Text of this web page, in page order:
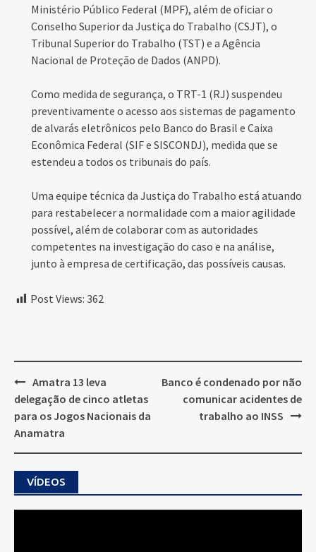
Ministério Público Federal (MPF), além de oficiar o
Conselho Superior da Justiça do Trabalho (CSJT), o
Tribunal Superior do Trabalho (TST) e a Agência
Nacional de Proteção de Dados (ANPD).
Como medida de segurança, o TRT-1 (RJ) suspendeu
preventivamente o acesso aos sistemas de pagamento
de alvarás eletrônicos pelo Banco do Brasil e Caixa
Econômica Federal (SIF e SISCONDJ), medida que se
estendeu a todos os tribunais do país.
Uma equipe técnica da Justiça do Trabalho está atuando
para restabelecer a normalidade com a maior agilidade
possível, além de colaborar com as autoridades
competentes na investigação do caso e na análise,
junto à empresa de certificação, das possíveis causas.
Post Views: 362
Post
navigation
Amatra 13 leva
delegação de cinco atletas
para os Jogos Nacionais da
Anamatra
Banco é condenado por não
comunicar acidentes de
trabalho ao INSS
VÍDEOS